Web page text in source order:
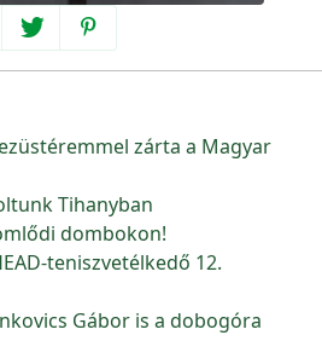
zárta a Magyar
Tihanyban
dombokon!
teniszvetélkedő 12.
Gábor is a dobogóra